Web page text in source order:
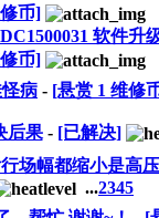
币]
软件升
币]
病 - [悬赏 1 维修
后果- [已解决]
场幅都缩小是高
...2345